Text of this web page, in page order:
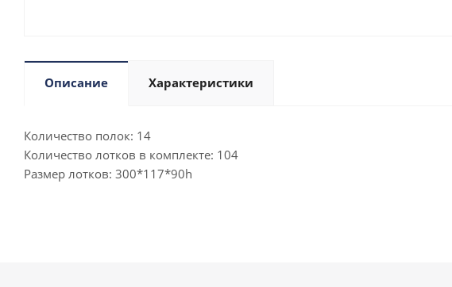
Описание Характеристики
Количество полок: 14
Количество лотков в комплекте: 104
Размер лотков: 300*117*90h